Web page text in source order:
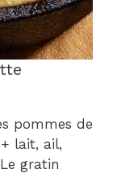
pommes de
lait, ail,
gratin